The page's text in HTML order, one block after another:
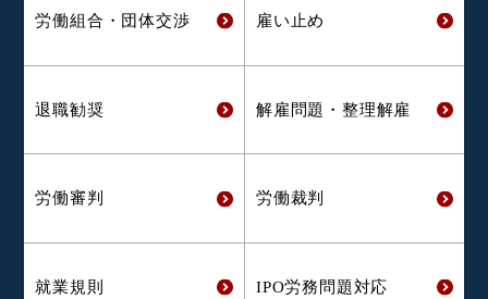
労働組合・ 団体交渉 雇い止め
退職勧奨 解雇問題・ 整理解雇
労働審判 労働裁判
就業規則 IPO労務問題対応